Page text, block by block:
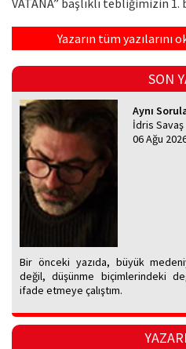
Yazarın tüm yazılarını
SON
Aynı
İdris Savaş
06 Ağu
Bir önceki yazıda, büyük
değil, düşünme biçimlerindeki
ifade etmeye çalıştım.